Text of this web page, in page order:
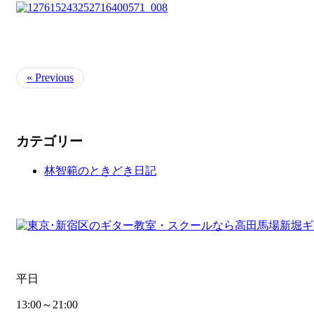
« Previous
カテゴリー
林智範のときどき日記
平日
13:00～21:00